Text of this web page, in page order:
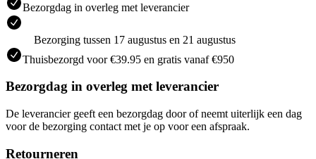
Bezorgdag in overleg met leverancier
Bezorging tussen 17 augustus en 21 augustus
Thuisbezorgd voor €39.95 en gratis vanaf €950
Bezorgdag in overleg met leverancier
De leverancier geeft een bezorgdag door of neemt uiterlijk een dag
voor de bezorging contact met je op voor een afspraak.
Retourneren